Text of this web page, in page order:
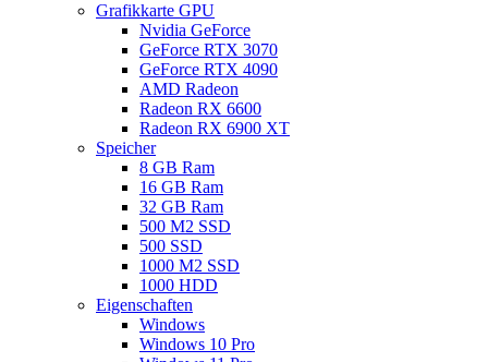
Grafikkarte GPU
Nvidia GeForce
GeForce RTX 3070
GeForce RTX 4090
AMD Radeon
Radeon RX 6600
Radeon RX 6900 XT
Speicher
8 GB Ram
16 GB Ram
32 GB Ram
500 M2 SSD
500 SSD
1000 M2 SSD
1000 HDD
Eigenschaften
Windows
Windows 10 Pro